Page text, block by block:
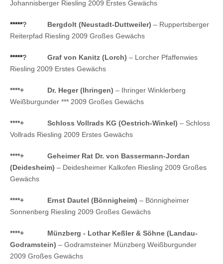
Johannisberger Riesling 2009 Erstes Gewächs
*****? Bergdolt (Neustadt-Duttweiler) – Ruppertsberger
Reiterpfad Riesling 2009 Großes Gewächs
*****? Graf von Kanitz (Lorch) – Lorcher Pfaffenwies
Riesling 2009 Erstes Gewächs
****+ Dr. Heger (Ihringen) – Ihringer Winklerberg
Weißburgunder *** 2009 Großes Gewächs
****+ Schloss Vollrads KG (Oestrich-Winkel) – Schloss
Vollrads Riesling 2009 Erstes Gewächs
****+
Geheimer Rat Dr. von Bassermann-Jordan
(Deidesheim) – Deidesheimer Kalkofen Riesling 2009 Großes
Gewächs
****+ Ernst Dautel (Bönnigheim) – Bönnigheimer
Sonnenberg Riesling 2009 Großes Gewächs
****+
Münzberg - Lothar Keßler & Söhne (Landau-
Godramstein) – Godramsteiner Münzberg Weißburgunder
2009 Großes Gewächs